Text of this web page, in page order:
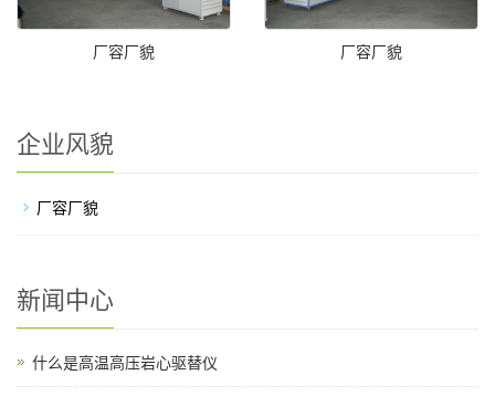
厂容厂貌 厂容厂貌
企业风貌
厂容厂貌
新闻中心
什么是高温高压岩心驱替仪